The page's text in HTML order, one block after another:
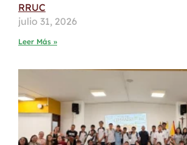
RRUC
julio 31, 2026
Leer Más »